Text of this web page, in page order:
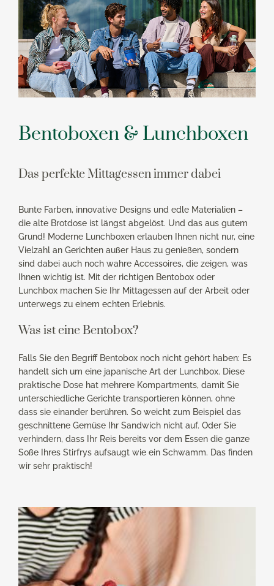
Bentoboxen & Lunchboxen
Das perfekte Mittagessen immer dabei
Bunte Farben, innovative Designs und edle Materialien –
die alte Brotdose ist längst abgelöst. Und das aus gutem
Grund! Moderne Lunchboxen erlauben Ihnen nicht nur, eine
Vielzahl an Gerichten außer Haus zu genießen, sondern
sind dabei auch noch wahre Accessoires, die zeigen, was
Ihnen wichtig ist. Mit der richtigen Bentobox oder
Lunchbox machen Sie Ihr Mittagessen auf der Arbeit oder
unterwegs zu einem echten Erlebnis.
Was ist eine Bentobox?
Falls Sie den Begriff Bentobox noch nicht gehört haben: Es
handelt sich um eine japanische Art der Lunchbox. Diese
praktische Dose hat mehrere Kompartments, damit Sie
unterschiedliche Gerichte transportieren können, ohne
dass sie einander berühren. So weicht zum Beispiel das
geschnittene Gemüse Ihr Sandwich nicht auf. Oder Sie
verhindern, dass Ihr Reis bereits vor dem Essen die ganze
Soße Ihres Stirfrys aufsaugt wie ein Schwamm. Das finden
wir sehr praktisch!